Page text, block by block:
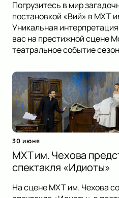
Погрузитесь в мир
постановкой «Вий» в МХТ
Уникальная
вас на престижной сцене
театральное событие
30 июня
МХТ им. Чехова
спектакля «Идиоты»
На сцене МХТ им. Чехова